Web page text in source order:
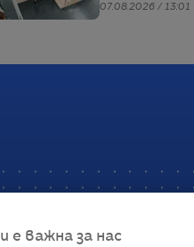
07.08.2026 / 13:01
е важна за нас